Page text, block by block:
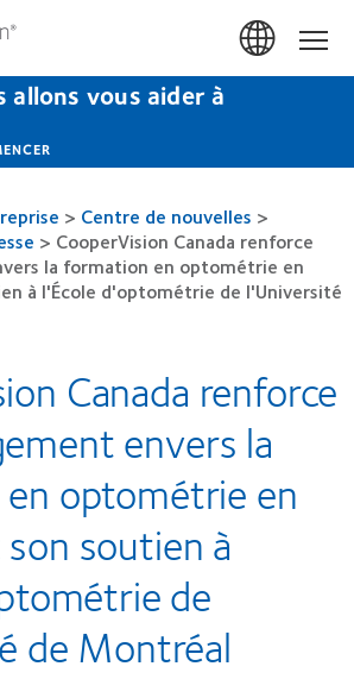
allons vous aider à
> Centre de nouvelles >
> CooperVision Canada renforce
la formation en optométrie en
à l'École d'optométrie de l'Université
Canada renforce
envers la
optométrie en
soutien à
de
de Montréal